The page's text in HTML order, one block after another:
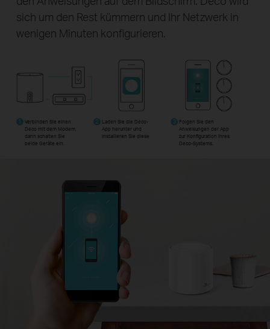
sich um den Rest kümmern und Ihr Netzwerk in
wenigen Minuten konfigurieren.
1
Verbinden Sie einen
Deco mit dem Modem,
dann schalten Sie
beide Geräte ein.
2
Laden Sie die Deco-
App herunter und
installieren Sie diese
3
Folgen Sie den
Anweisungen der App
zur Konfiguration Ihres
Deco-Systems.